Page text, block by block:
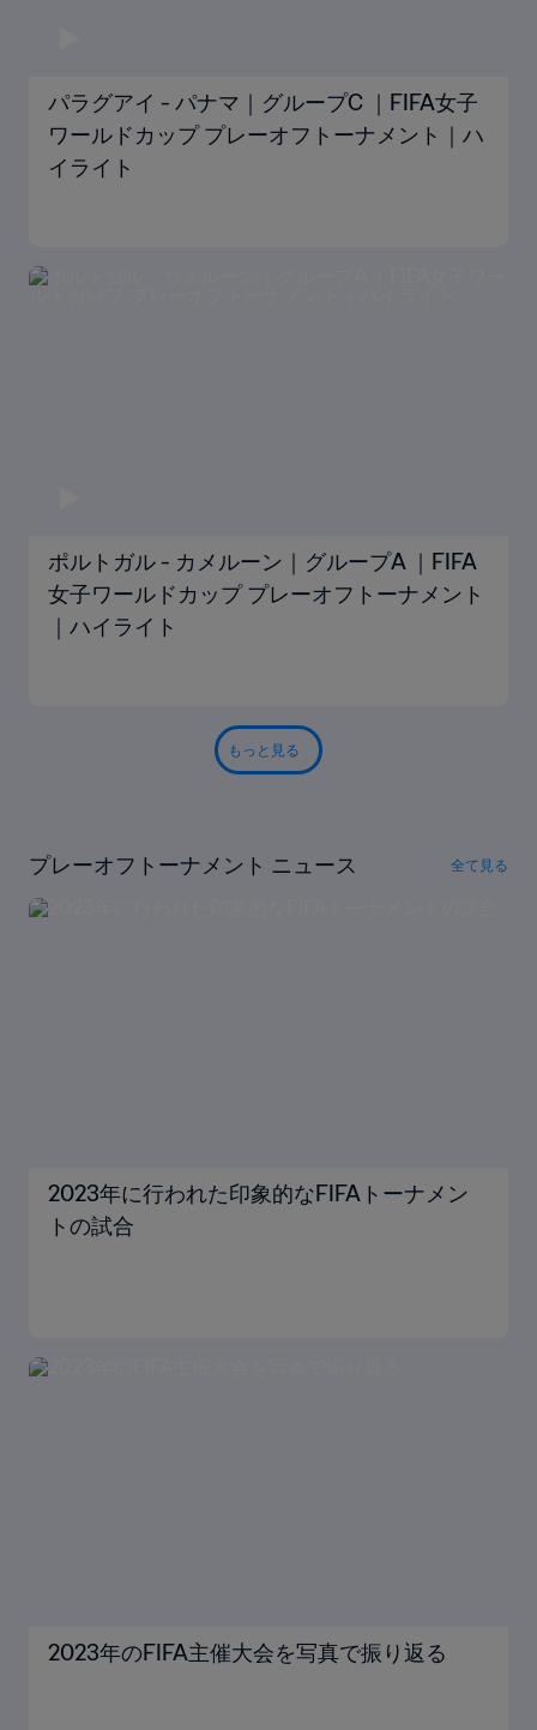
パラグアイ - パナマ｜グループC ｜FIFA女子
ワールドカップ プレーオフトーナメント｜ハ
イライト
ポルトガル - カメルーン｜グループA ｜FIFA
女子ワールドカップ プレーオフトーナメント
｜ハイライト
もっと見る
プレーオフトーナメント ニュース 全て見る
2023年に行われた印象的なFIFAトーナメン
トの試合
2023年のFIFA主催大会を写真で振り返る